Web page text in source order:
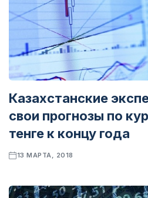
Казахстанские
свои прогнозы по
тенге к концу года
13 МАРТА, 2018